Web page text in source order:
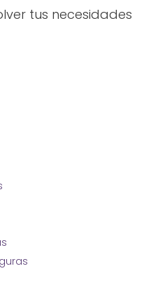
tus necesidades